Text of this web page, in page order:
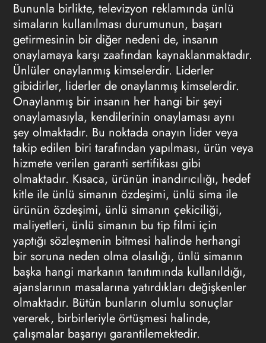
Bununla birlikte, televizyon reklamında ünlü
simaların kullanılması durumunun, başarı
getirmesinin bir diğer nedeni de, insanın
onaylamaya karşı zaafından kaynaklanmaktadır.
Ünlüler onaylanmış kimselerdir. Liderler
gibidirler, liderler de onaylanmış kimselerdir.
Onaylanmış bir insanın her hangi bir şeyi
onaylamasıyla, kendilerinin onaylaması aynı
şey olmaktadır. Bu noktada onayın lider veya
takip edilen biri tarafından yapılması, ürün veya
hizmete verilen garanti sertifikası gibi
olmaktadır. Kısaca, ürünün inandırıcılığı, hedef
kitle ile ünlü simanın özdeşimi, ünlü sima ile
ürünün özdeşimi, ünlü simanın çekiciliği,
maliyetleri, ünlü simanın bu tip filmi için
yaptığı sözleşmenin bitmesi halinde herhangi
bir soruna neden olma olasılığı, ünlü simanın
başka hangi markanın tanıtımında kullanıldığı,
ajanslarının masalarına yatırdıkları değişkenler
olmaktadır. Bütün bunların olumlu sonuçlar
vererek, birbirleriyle örtüşmesi halinde,
çalışmalar başarıyı garantilemektedir.